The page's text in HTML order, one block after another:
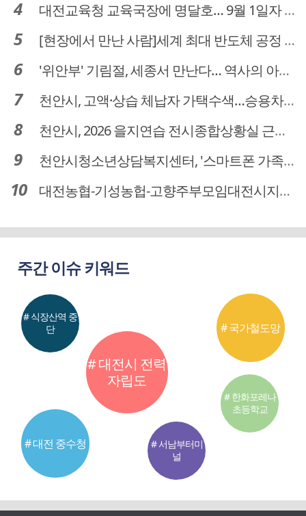
대전교육청 교육국장에 명달호… 9월 1일자 181명 인사
[현장에서 만난 사람]세계 최대 반도체 공정 장비 제조 기업 ASML 한종호 매니저
'위안부' 기림절, 세종서 만난다… 역사의 아픔 치유, '평화의 장'
천안시, 고액·상습 체납자 가택수색…승용차 압류·공매 착수
천안시, 2026 을지연습 전시종합상황실 근무자 사전교육
천안시청소년상담복지센터, '스마트폰 가족치유캠프' 운영
대전농협-기성농헙-고향주부모임대전시지회, 이심점심 중식지원 봉사활동
주간 이슈 키워드
# 대전시 전력
자립도
# 대전 중수청
# 국가철도망
# 식장산역 중
단
# 서남부터미
널
# 한화포레나
초등학교